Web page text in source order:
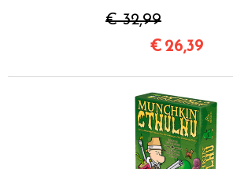
€ 32,99
€ 26,39